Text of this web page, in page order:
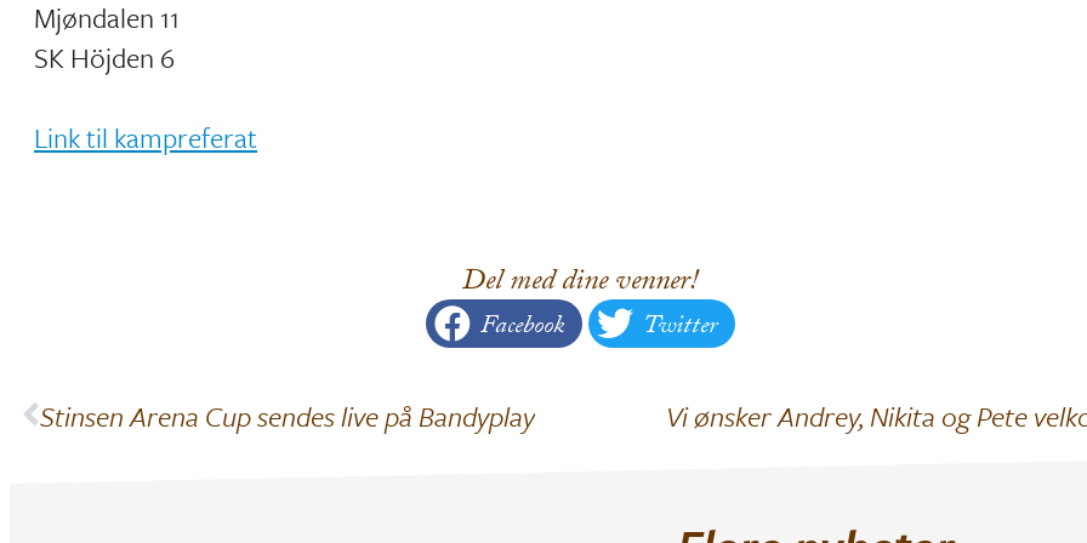
Mjøndalen 11
SK Höjden 6
Link til kampreferat
Del med dine venner!
Facebook Twitter
Stinsen Arena Cup sendes live på Bandyplay Vi ønsker Andrey, Nikita og Pete